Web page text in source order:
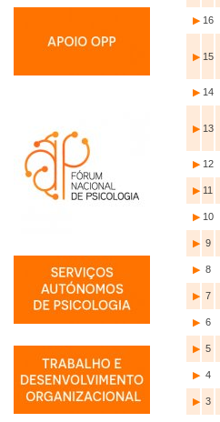
▶ 16
▶ 15
▶ 14
▶ 13
▶ 12
▶ 11
▶ 10
▶ 9
▶ 8
▶ 7
▶ 6
▶ 5
▶ 4
▶ 3